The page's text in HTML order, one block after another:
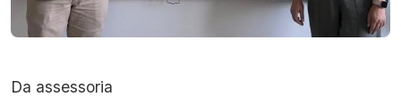
Da assessoria